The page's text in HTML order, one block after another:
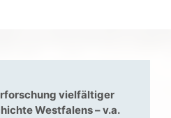
vielfältiger
Westfalens – v.a.